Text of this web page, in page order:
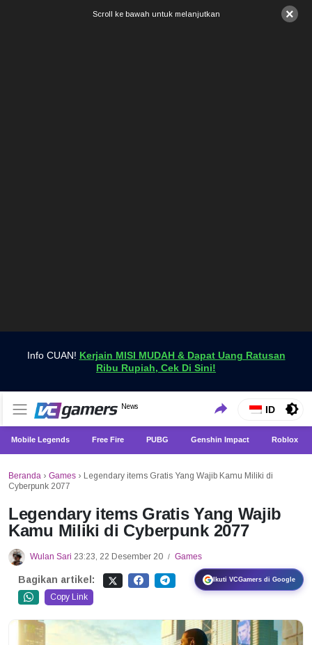
×
Scroll ke bawah untuk melanjutkan
Info CUAN! Kerjain MISI MUDAH & Dapat Uang Ratusan
Ribu Rupiah, Cek Di Sini!
VCGamers News
News
Dapatkan Berita Games Terbaru Hanya di VCGamers
ID
Mobile Legends Free Fire PUBG Genshin Impact Roblox
Beranda › Games › Legendary items Gratis Yang Wajib Kamu Miliki di
Cyberpunk 2077
Legendary items Gratis Yang Wajib
Kamu Miliki di Cyberpunk 2077
Wulan Sari 23:23, 22 Desember 20 / Games
Ikuti VCGamers di Google
Bagikan artikel:
Copy Link